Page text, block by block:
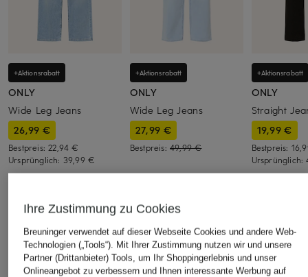
+Aktionsrabatt
ONLY
Wide Leg Jeans
26,99 €
Bestpreis:22,94 €
Ursprünglich: 39,99 €
+Aktionsrabatt
ONLY
Wide Leg Jeans
27,99 €
Bestpreis: 49,99 €
+Aktionsrabatt
ONLY
Straight
19,99 €
Bestpreis:
Ursprünglich:
ÄHNLICHE ARTIKEL ENTDECKEN
Ihre Zustimmung zu Cookies
Breuninger verwendet auf dieser Webseite Cookies und andere Web-
Technologien („Tools“). Mit Ihrer Zustimmung nutzen wir und unsere
Partner (Drittanbieter) Tools, um Ihr Shoppingerlebnis und unser
Onlineangebot zu verbessern und Ihnen interessante Werbung auf